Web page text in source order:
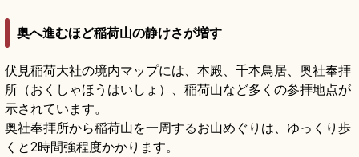
奥へ進むほど稲荷山の静けさが増す
伏見稲荷大社の境内マップには、本殿、千本鳥居、奥社奉拝
所（おくしゃほうはいしょ）、稲荷山など多くの参拝地点が
示されています。
奥社奉拝所から稲荷山を一周するお山めぐりは、ゆっくり歩
くと2時間強程度かかります。